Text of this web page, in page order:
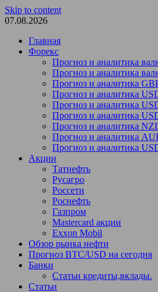
Skip to content
07.08.2026
Главная
Форекс
Прогноз и аналитика
Прогноз и аналитика
Прогноз и аналитика
Прогноз и аналитика
Прогноз и аналитика
Прогноз и аналитика
Прогноз и аналитика
Прогноз и аналитика
Прогноз и аналитика
Акции
Татнефть
Русагро
Россети
Роснефть
Газпром
Mastercard акции
Exxon Mobil
Обзор рынка нефти
Прогноз BTC/USD на сегодня
Банки
Статьи кредиты,вклады.
Статьи